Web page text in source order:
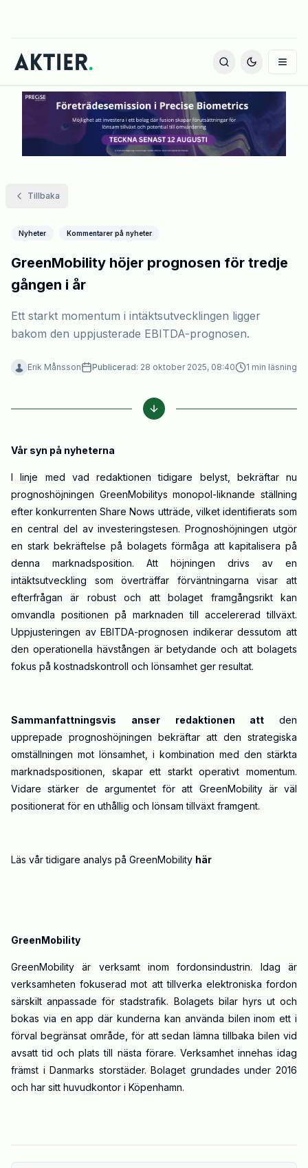
Tillbaka
Nyheter Kommentarer på nyheter
GreenMobility höjer prognosen för tredje
gången i år
Ett starkt momentum i intäktsutvecklingen ligger
bakom den uppjusterade EBITDA-prognosen.
Erik Månsson Publicerad: 28 oktober 2025, 08:40 1 min läsning
Vår syn på nyheterna
I linje med vad redaktionen tidigare belyst, bekräftar nu
prognoshöjningen GreenMobilitys monopol-liknande ställning
efter konkurrenten Share Nows utträde, vilket identifierats som
en central del av investeringstesen. Prognoshöjningen utgör
en stark bekräftelse på bolagets förmåga att kapitalisera på
denna marknadsposition. Att höjningen drivs av en
intäktsutveckling som överträffar förväntningarna visar att
efterfrågan är robust och att bolaget framgångsrikt kan
omvandla positionen på marknaden till accelererad tillväxt.
Uppjusteringen av EBITDA-prognosen indikerar dessutom att
den operationella hävstången är betydande och att bolagets
fokus på kostnadskontroll och lönsamhet ger resultat.
Sammanfattningsvis anser redaktionen att den
upprepade prognoshöjningen bekräftar att den strategiska
omställningen mot lönsamhet, i kombination med den stärkta
marknadspositionen, skapar ett starkt operativt momentum.
Vidare stärker de argumentet för att GreenMobility är väl
positionerat för en uthållig och lönsam tillväxt framgent.
Läs vår tidigare analys på GreenMobility här
GreenMobility
GreenMobility är verksamt inom fordonsindustrin. Idag är
verksamheten fokuserad mot att tillverka elektroniska fordon
särskilt anpassade för stadstrafik. Bolagets bilar hyrs ut och
bokas via en app där kunderna kan använda bilen inom ett i
förval begränsat område, för att sedan lämna tillbaka bilen vid
avsatt tid och plats till nästa förare. Verksamhet innehas idag
främst i Danmarks storstäder. Bolaget grundades under 2016
och har sitt huvudkontor i Köpenhamn.